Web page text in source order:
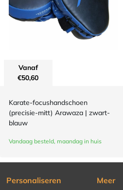
Vanaf
€50,60
Karate-focushandschoen
(precisie-mitt) Arawaza | zwart-
blauw
Vandaag besteld, maandag in huis
Personaliseren Meer